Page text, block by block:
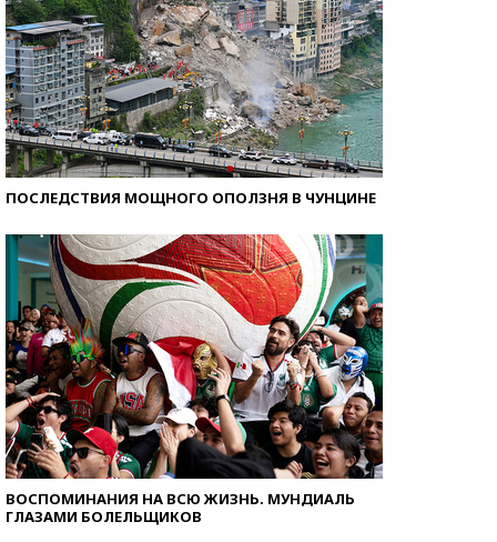
ПОСЛЕДСТВИЯ МОЩНОГО ОПОЛЗНЯ В ЧУНЦИНЕ
ВОСПОМИНАНИЯ НА ВСЮ ЖИЗНЬ. МУНДИАЛЬ
ГЛАЗАМИ БОЛЕЛЬЩИКОВ